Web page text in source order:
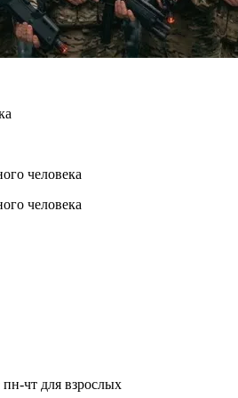
человека
человека
чт для взрослых